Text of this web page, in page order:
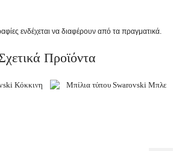
ενδέχεται να διαφέρουν από τα πραγματικά.
Προϊόντα